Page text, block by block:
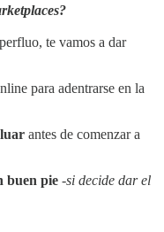
te vamos a dar
para adentrarse en la
antes de comenzar a
buen pie -si decide dar el